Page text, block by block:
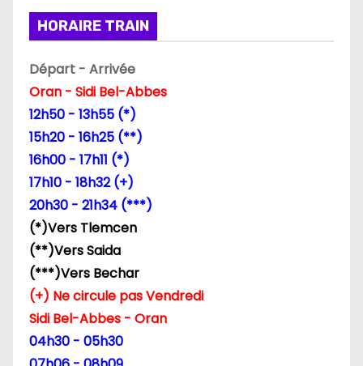
n
d
e
a
r
t
c
HORAIRE TRAIN
Départ - Arrivée
Oran - Sidi Bel-Abbes
12h50 - 13h55 (*)
15h20 - 16h25 (**)
16h00 - 17h11 (*)
17h10 - 18h32 (+)
20h30 - 21h34 (***)
(*)Vers Tlemcen
(**)Vers Saida
(***)Vers Bechar
(+) Ne circule pas Vendredi
Sidi Bel-Abbes - Oran
04h30 - 05h30